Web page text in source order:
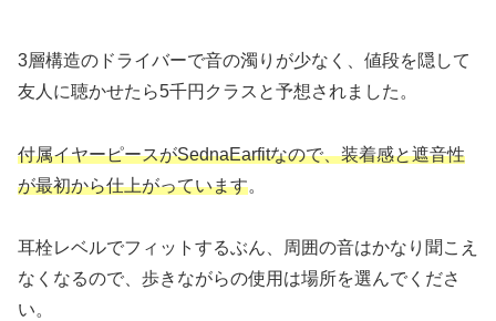
3層構造のドライバーで音の濁りが少なく、値段を隠して
友人に聴かせたら5千円クラスと予想されました。
付属イヤーピースがSednaEarfitなので、装着感と遮音性
が最初から仕上がっています。
耳栓レベルでフィットするぶん、周囲の音はかなり聞こえ
なくなるので、歩きながらの使用は場所を選んでくださ
い。